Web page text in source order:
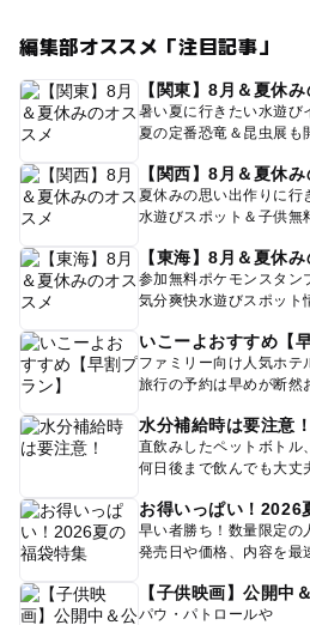
編集部オススメ「注目記事」
【関東】8月＆夏休
暑い夏に行きたい水遊び
夏の定番恐竜＆昆虫展も
【関西】8月＆夏休
夏休みの思い出作りに行
水遊びスポット＆子供無
【東海】8月＆夏休
参加無料ポケモンスタン
気分爽快水遊びスポット
いこーよおすすめ【
ファミリー向け人気ホテ
旅行の予約は早めが断然
水分補給時は要注意！
直飲みしたペットボトル、
何日後まで飲んでも大丈
お得いっぱい！2026
早い者勝ち！数量限定の
発売日や価格、内容を最
【子供映画】公開中
パウ・パトロールや